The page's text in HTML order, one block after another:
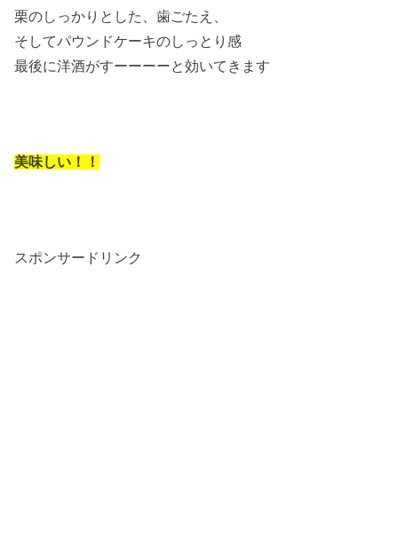
栗のしっかりとした、歯ごたえ、
そしてパウンドケーキのしっとり感
最後に洋酒がすーーーーと効いてきます
美味しい！！
スポンサードリンク